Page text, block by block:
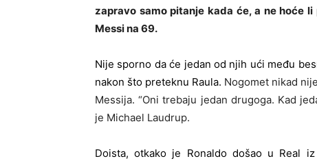
zapravo samo pitanje kada će, a ne hoće
Messi na 69.
Nije sporno da će jedan od njih ući među
nakon što preteknu Raula. Nogomet nikad
Messija. “Oni trebaju jedan drugoga. Kad
je Michael Laudrup.
Doista, otkako je Ronaldo došao u Real iz